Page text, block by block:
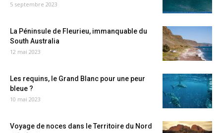
5 septembre 2023
La Péninsule de Fleurieu, immanquable du
South Australia
12 mai 2023
Les requins, le Grand Blanc pour une peur
bleue ?
10 mai 2023
Voyage de noces dans le Territoire du Nord